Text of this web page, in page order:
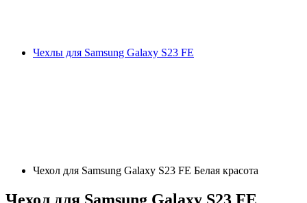
Чехлы для Samsung Galaxy S23 FE
Чехол для Samsung Galaxy S23 FE Белая красота